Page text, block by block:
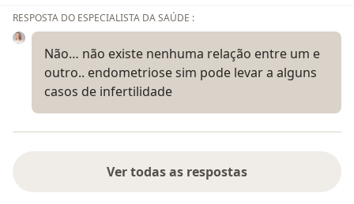
RESPOSTA DO ESPECIALISTA DA SAÚDE :
Não… não existe nenhuma relação entre um e
outro.. endometriose sim pode levar a alguns
casos de infertilidade
Ver todas as respostas